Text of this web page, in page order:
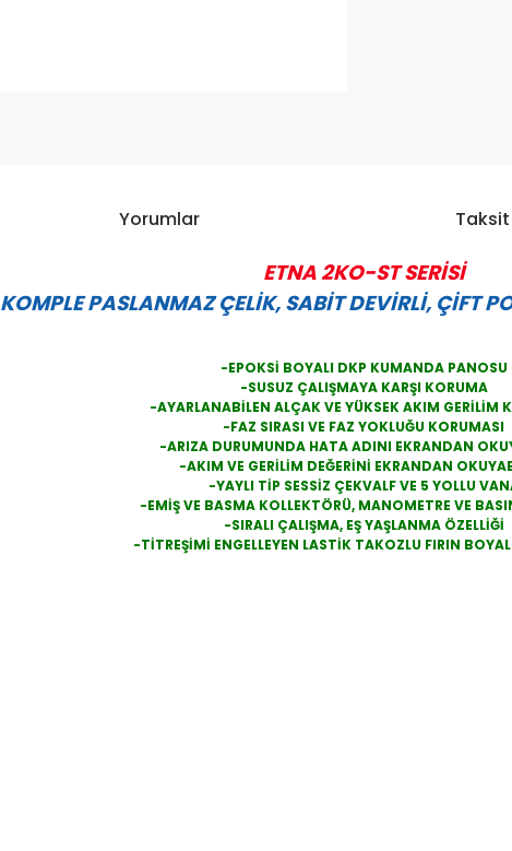
Yorumlar
ETNA 2KO-ST SERİSİ
KOMPLE PASLANMAZ ÇELİK, SABİT DEVİRLİ, ÇİFT
-EPOKSİ BOYALI DKP KUMANDA PANOSU
-SUSUZ ÇALIŞMAYA KARŞI KORUMA
-AYARLANABİLEN ALÇAK VE YÜKSEK AKIM GERİLİM
-FAZ SIRASI VE FAZ YOKLUĞU KORUMASI
-ARIZA DURUMUNDA HATA ADINI EKRANDAN
-AKIM VE GERİLİM DEĞERİNİ EKRANDAN
-YAYLI TİP SESSİZ ÇEKVALF VE 5 YOLLU
-EMİŞ VE BASMA KOLLEKTÖRÜ, MANOMETRE VE
-SIRALI ÇALIŞMA, EŞ YAŞLANMA ÖZELLİĞİ
-TİTREŞİMİ ENGELLEYEN LASTİK TAKOZLU FIRIN